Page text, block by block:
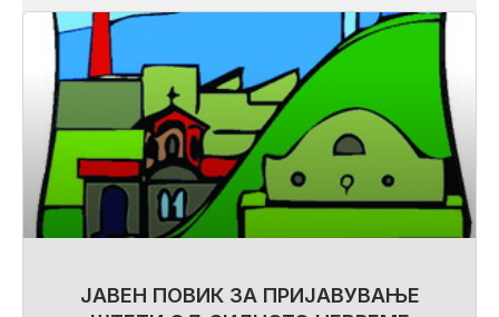
ЈАВЕН ПОВИК ЗА ПРИЈАВУВАЊЕ